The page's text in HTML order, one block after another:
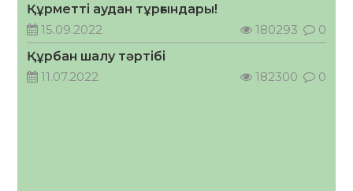
«Дауыс беру учаскесін қалай табуға
болады?»
07.08.2026
20 0
Құрметті аудан тұрғындары!
15.09.2022
180293
0
Құрбан шалу тәртібі
11.07.2022
182300 0